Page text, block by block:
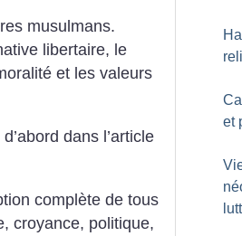
musulmans.
libertaire, le
et les valeurs
dans l’article
complète de tous
croyance, politique,
et